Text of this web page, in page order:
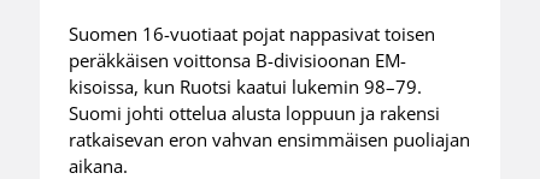
Suomen 16-vuotiaat pojat nappasivat toisen
peräkkäisen voittonsa B-divisioonan EM-
kisoissa, kun Ruotsi kaatui lukemin 98–79.
Suomi johti ottelua alusta loppuun ja rakensi
ratkaisevan eron vahvan ensimmäisen puoliajan
aikana.